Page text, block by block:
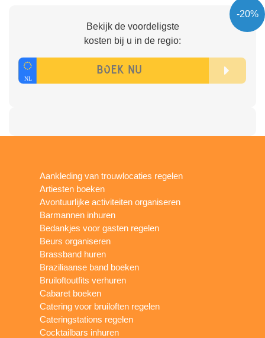
-20%
Bekijk de voordeligste
kosten bij u in de regio:
Aankleding van trouwlocaties regelen
Artiesten boeken
Avontuurlijke activiteiten organiseren
Barmannen inhuren
Bedankjes voor gasten regelen
Beurs organiseren
Brassband huren
Braziliaanse band boeken
Bruiloftoutfits verhuren
Cabaret boeken
Catering voor bruiloften regelen
Cateringstations regelen
Cocktailbars inhuren